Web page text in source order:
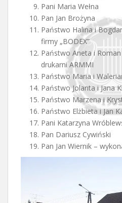
Pani Maria Wełna
Pan Jan Brożyna
Państwo Halina i
firmy „BODEX”
Państwo Aneta i Roman
drukarni ARMMI
Państwo Maria i
Państwo Jolanta i Jana
Państwo Marzena i
Państwo Elżbieta i Jan
Pani Katarzyna
Pan Dariusz Cywiński
Pan Jan Wiernik –